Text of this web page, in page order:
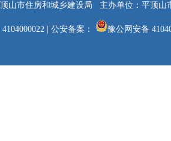
山市住房和城乡建设局 主办单位：平顶山
| 公安备案： 豫公网安备